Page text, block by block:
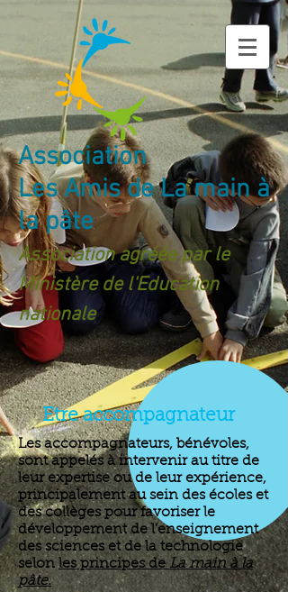
Association
Les Amis de La main à
la pâte
Association agréée par le
Ministère de l'Education
nationale
Etre accompagnateur
Les accompagnateurs, bénévoles,
sont appelés à intervenir au titre de
leur expertise ou de leur expérience,
principalement au sein des écoles et
des collèges pour favoriser le
développement de l’enseignement
des sciences et de la technologie
selonles principes de La main à la
pâte.